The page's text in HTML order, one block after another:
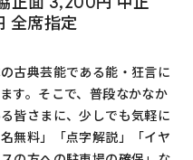
全席指定
古典芸能である能・狂言に
す。そこで、普段なかなか
皆さまに、少しでも気軽に
無料」「点字解説」「イヤ